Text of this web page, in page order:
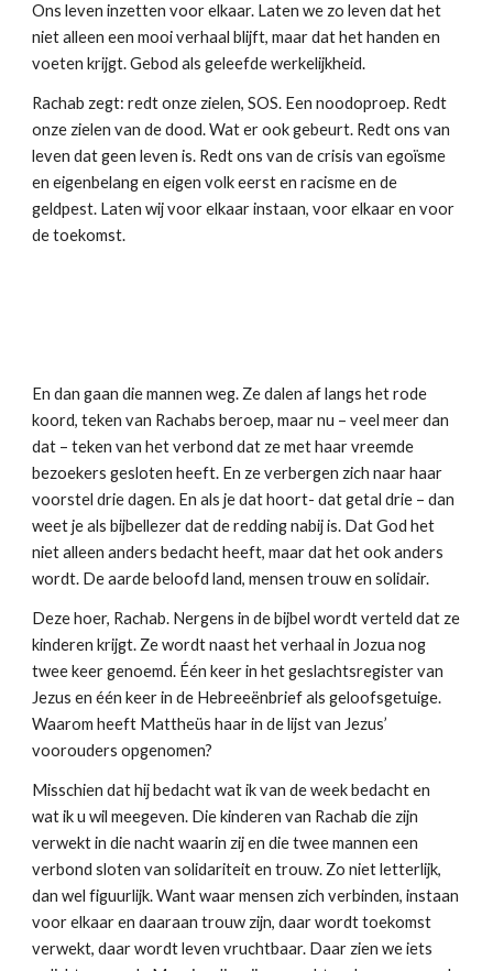
Ons leven inzetten voor elkaar. Laten we zo leven dat het
niet alleen een mooi verhaal blijft, maar dat het handen en
voeten krijgt. Gebod als geleefde werkelijkheid.
Rachab zegt: redt onze zielen, SOS. Een noodoproep. Redt
onze zielen van de dood. Wat er ook gebeurt. Redt ons van
leven dat geen leven is. Redt ons van de crisis van egoïsme
en eigenbelang en eigen volk eerst en racisme en de
geldpest. Laten wij voor elkaar instaan, voor elkaar en voor
de toekomst.
En dan gaan die mannen weg. Ze dalen af langs het rode
koord, teken van Rachabs beroep, maar nu – veel meer dan
dat – teken van het verbond dat ze met haar vreemde
bezoekers gesloten heeft. En ze verbergen zich naar haar
voorstel drie dagen. En als je dat hoort- dat getal drie – dan
weet je als bijbellezer dat de redding nabij is. Dat God het
niet alleen anders bedacht heeft, maar dat het ook anders
wordt. De aarde beloofd land, mensen trouw en solidair.
Deze hoer, Rachab. Nergens in de bijbel wordt verteld dat ze
kinderen krijgt. Ze wordt naast het verhaal in Jozua nog
twee keer genoemd. Één keer in het geslachtsregister van
Jezus en één keer in de Hebreeënbrief als geloofsgetuige.
Waarom heeft Mattheüs haar in de lijst van Jezus’
voorouders opgenomen?
Misschien dat hij bedacht wat ik van de week bedacht en
wat ik u wil meegeven. Die kinderen van Rachab die zijn
verwekt in die nacht waarin zij en die twee mannen een
verbond sloten van solidariteit en trouw. Zo niet letterlijk,
dan wel figuurlijk. Want waar mensen zich verbinden, instaan
voor elkaar en daaraan trouw zijn, daar wordt toekomst
verwekt, daar wordt leven vruchtbaar. Daar zien we iets